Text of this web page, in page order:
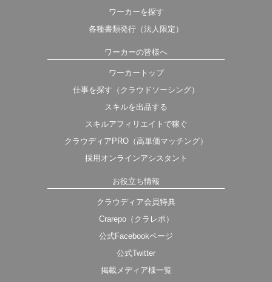
ワーカーを探す
各種書類発行（法人限定）
ワーカーの皆様へ
ワーカートップ
仕事を探す（クラウドソーシング）
スキルを出品する
スキルアフィリエイトで稼ぐ
クラウディアPRO（高単価マッチング）
採用オンラインアシスタント
お役立ち情報
クラウディア会員特典
Crarepo（クラレポ）
公式Facebookページ
公式Twitter
掲載メディア様一覧